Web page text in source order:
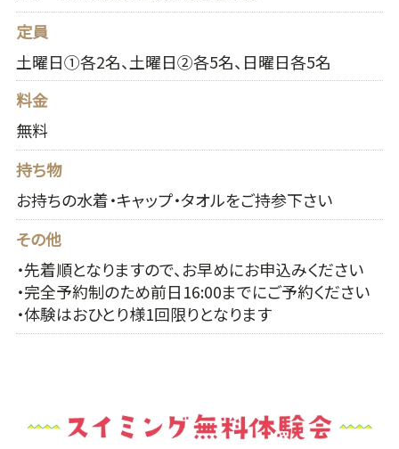
定員
土曜日①各2名、土曜日②各5名、日曜日各5名
料金
無料
持ち物
お持ちの水着・キャップ・タオルをご持参下さい
その他
・先着順となりますので、お早めにお申込みください
・完全予約制のため前日16:00までにご予約ください
・体験はおひとり様1回限りとなります